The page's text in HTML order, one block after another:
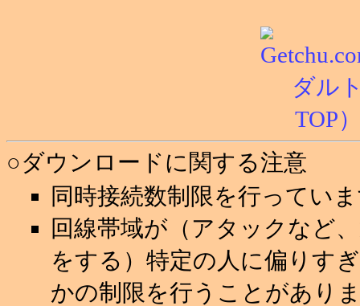
○ダウンロードに関する注意
同時接続数制限を行ってい
回線帯域が（アタックなど
をする）特定の人に偏りす
かの制限を行うことがあり